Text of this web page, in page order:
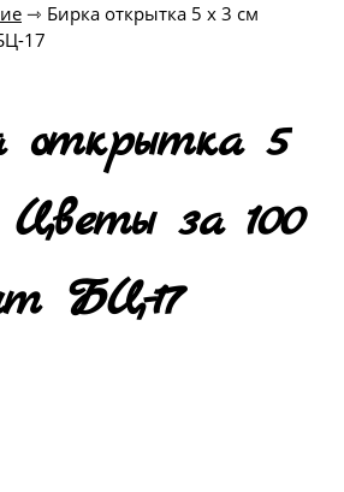
⇾ Бирка открытка 5 х 3 см
17
открытка 5
за 100
БЦ-17